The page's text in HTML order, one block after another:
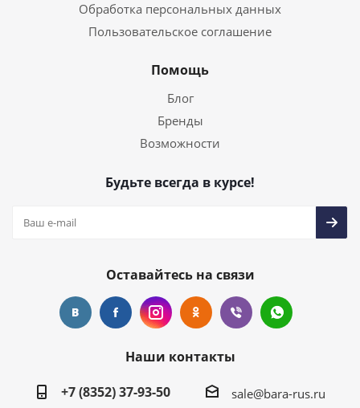
Обработка персональных данных
Пользовательское соглашение
Помощь
Блог
Бренды
Возможности
Будьте всегда в курсе!
Оставайтесь на связи
Наши контакты
+7 (8352) 37-93-50
sale@bara-rus.ru